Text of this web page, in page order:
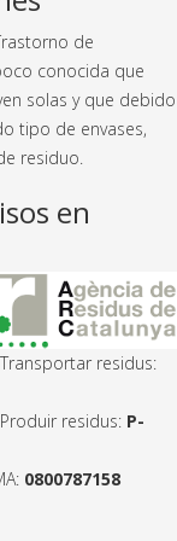
de
conocida que
solas y que debido
tipo de envases,
residuo.
en
residus:
residus: P-
0800787158